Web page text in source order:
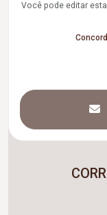
Você pode editar